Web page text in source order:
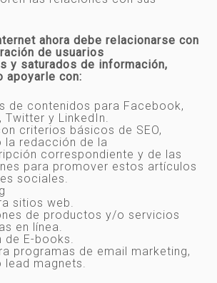
ahora debe relacionarse con
de usuarios
y saturados de información,
apoyarle con:
de contenidos para Facebook,
Twitter y LinkedIn.
criterios básicos de SEO,
la redacción de la
correspondiente y de las
para promover estos artículos
sociales.
sitios web.
de productos y/o servicios
en línea.
de E-books.
programas de email marketing,
lead magnets.